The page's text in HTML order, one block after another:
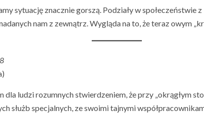
sytuację znacznie gorszą. Podziały w społeczeństwie
nam z zewnątrz. Wygląda na to, że teraz owym
dla ludzi rozumnych stwierdzeniem, że przy „okrągłym
służb specjalnych, ze swoimi tajnymi